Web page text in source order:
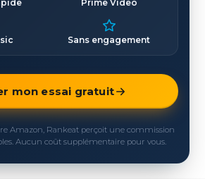
Prime Video
Sans engagement
mon essai gratuit
Amazon, Rankeat perçoit une commission
Aucun coût supplémentaire pour vous.